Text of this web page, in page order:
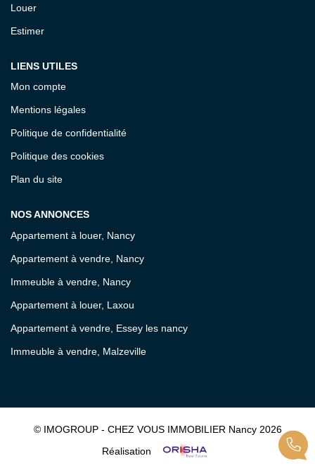
Louer
Estimer
LIENS UTILES
Mon compte
Mentions légales
Politique de confidentialité
Politique des cookies
Plan du site
NOS ANNONCES
Appartement à louer, Nancy
Appartement à vendre, Nancy
Immeuble à vendre, Nancy
Appartement à louer, Laxou
Appartement à vendre, Essey les nancy
Immeuble à vendre, Malzeville
© IMOGROUP - CHEZ VOUS IMMOBILIER Nancy 2026
Réalisation